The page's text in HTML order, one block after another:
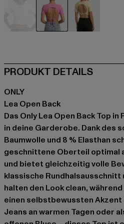
PRODUKT DETAILS
ONLY
Lea Open Back
Das Only Lea Open Back Top
in deine Garderobe. Dank des
Baumwolle und 8 % Elasthan
geschnittene Oberteil optimal
und bietet gleichzeitig volle
klassische Rundhalsausschnitt
halten den Look clean,
einen selbstbewussten
Jeans an warmen Tagen oder